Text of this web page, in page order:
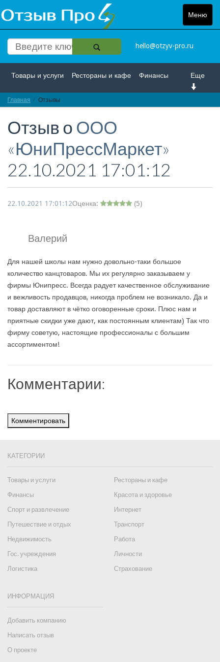
Меню
Toggle
hello@otzyv-pro.ru
Еще
Товары и услуги Рестораны и кафе Финансы
Красота и здоровье
Интернет Путешествие и отдых
Недвижимость Работа Гос. учреждения
Личности Логистика Страхование
Главная Отзывы
Отзыв о ООО
«ЮниПрессМаркет»
22.10.2021 17:01:12
22.10.2021 17:01:12Оценка: (5)
Валерий
Для нашей школы нам нужно довольно-таки большое
количество канцтоваров. Мы их регулярно заказываем у
фирмы Юнипресс. Всегда радует качественное обслуживание
и вежливость продавцов, никогда проблем не возникало. Да и
товар доставляют в чётко оговоренные сроки. Плюс нам и
приятные скидки уже дают, как постоянным клиентам) Так что
фирму советую, настоящие профессионалы с большим
ассортиментом!
Комментарии:
Комментировать
КАТЕГОРИИ
Товары и услуги
Рестораны и кафе
Финансы
Красота и здоровье
Спорт и развлечение
Интернет
Путешествие и отдых
Транспорт
Недвижимость
Работа
Гос. учреждения
Личности
Логистика
Страхование
ИНФОРМАЦИЯ
Добавить компанию
Написать отзыв
О проекте